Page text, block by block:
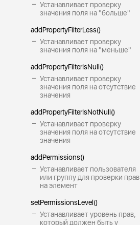
Устанавливает проверку
значения поля на "больше"
addPropertyFilterLess()
Устанавливает проверку
значения поля на "меньше"
addPropertyFilterIsNull()
Устанавливает проверку
значения поля на отсутствие
значения
addPropertyFilterIsNotNull()
Устанавливает проверку
значения поля на отсутствие
значения
addPermissions()
Устанавливает пользователя
или группу для проверки прав
на элемент
setPermissionsLevel()
Устанавливает уровень прав,
который должен быть у